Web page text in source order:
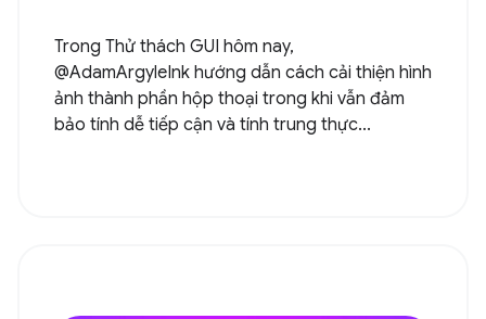
Trong Thử thách GUI hôm nay,
@AdamArgyleInk hướng dẫn cách cải thiện hình
ảnh thành phần hộp thoại trong khi vẫn đảm
bảo tính dễ tiếp cận và tính trung thực...